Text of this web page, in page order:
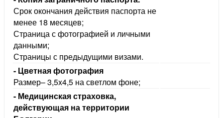
Срок окончания действия паспорта не
менее 18 месяцев;
Страница с фотографией и личными
данными;
Страницы с предыдущими визами.
- Цветная фотография
Размер– 3,5x4,5 на светлом фоне;
- Медицинская страховка,
действующая на территории